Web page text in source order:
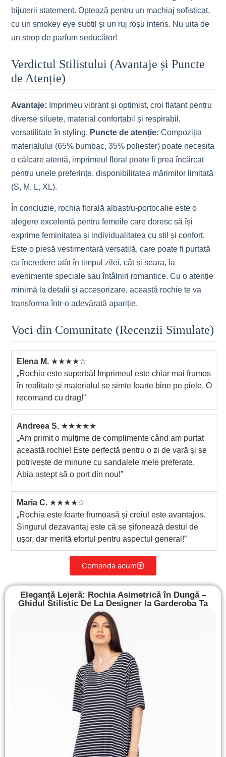
bijuterii statement. Optează pentru un machiaj sofisticat,
cu un smokey eye subtil și un ruj roșu intens. Nu uita de
un strop de parfum seducător!
Verdictul Stilistului (Avantaje și Puncte
de Atenție)
Avantaje: Imprimeu vibrant și optimist, croi flatant pentru
diverse siluete, material confortabil și respirabil,
versatilitate în styling. Puncte de atenție: Compoziția
materialului (65% bumbac, 35% poliester) poate necesita
o călcare atentă, imprimeul floral poate fi prea încărcat
pentru unele preferințe, disponibilitatea mărimilor limitată
(S, M, L, XL).
În concluzie, rochia florală albastru-portocalie este o
alegere excelentă pentru femeile care doresc să își
exprime feminitatea și individualitatea cu stil și confort.
Este o piesă vestimentară versatilă, care poate fi purtată
cu încredere atât în timpul zilei, cât și seara, la
evenimente speciale sau întâlniri romantice. Cu o atenție
minimă la detalii și accesorizare, această rochie te va
transforma într-o adevărată apariție.
Voci din Comunitate (Recenzii Simulate)
Elena M. ★★★★☆
„Rochia este superbă! Imprimeul este chiar mai frumos
în realitate și materialul se simte foarte bine pe piele. O
recomand cu drag!”
Andreea S. ★★★★★
„Am primit o mulțime de complimente când am purtat
această rochie! Este perfectă pentru o zi de vară și se
potrivește de minune cu sandalele mele preferate.
Abia aștept să o port din nou!”
Maria C. ★★★★☆
„Rochia este foarte frumoasă și croiul este avantajos.
Singurul dezavantaj este că se șifonează destul de
ușor, dar merită efortul pentru aspectul general!”
Comanda acum
Eleganță Lejeră: Rochia Asimetrică în Dungă –
Ghidul Stilistic De La Designer la Garderoba Ta